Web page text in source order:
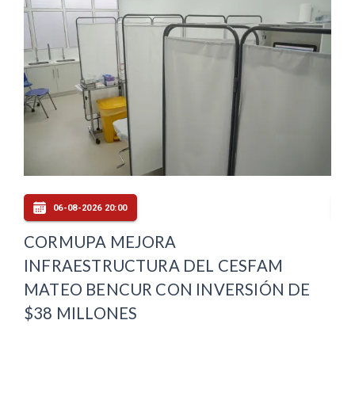
06-08-2026 20:00
CORMUPA MEJORA
INFRAESTRUCTURA DEL CESFAM
MATEO BENCUR CON INVERSIÓN DE
$38 MILLONES